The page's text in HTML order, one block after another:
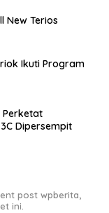
New Terios
Ikuti Program
Perketat
Dipersempit
post wpberita,
ini.